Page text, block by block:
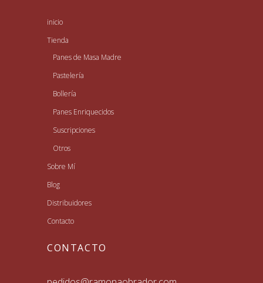
inicio
Tienda
Panes de Masa Madre
Pastelería
Bollería
Panes Enriquecidos
Suscripciones
Otros
Sobre Mí
Blog
Distribuidores
Contacto
CONTACTO